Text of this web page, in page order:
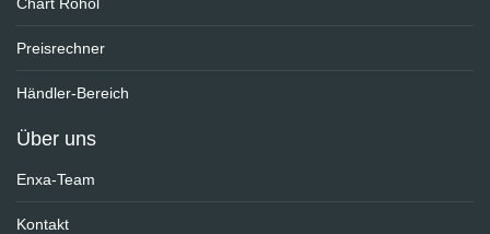
Preisrechner
Händler-Bereich
Über uns
Enxa-Team
Kontakt